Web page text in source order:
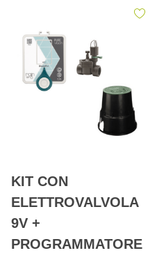
KIT CON
ELETTROVALVOLA
9V +
PROGRAMMATORE